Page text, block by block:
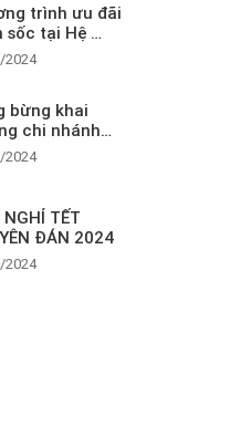
NỤ CƯỜI MỌI
trình ưu đãi
sốc tại Hệ
Nha Khoa
Bình Dương
2024
bừng khai
chi nhánh
Khoa Pari’s
Văn Lũy-
2024
NGHỈ TẾT
ĐÁN 2024
2024